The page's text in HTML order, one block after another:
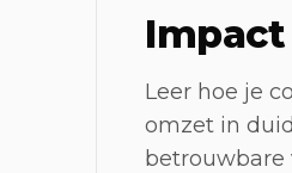
Impact
Leer hoe je
omzet in
betrouwbare